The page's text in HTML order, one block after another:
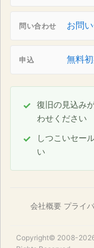
問い合わせ お問
申込 無料
復旧の見込み
わせください
しつこいセー
い
会社概要 プライ
Copyright© 2008-